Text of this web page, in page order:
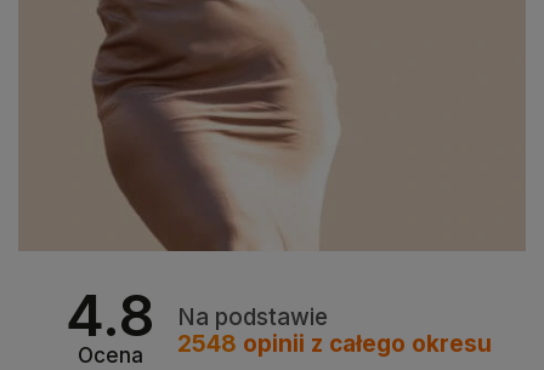
4.8
Ocena
Na podstawie
2548 opinii z całego okresu